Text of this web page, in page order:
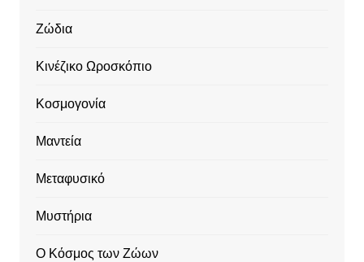
Ζώδια
Κινέζικο Ωροσκόπιο
Κοσμογονία
Μαντεία
Μεταφυσικό
Μυστήρια
Ο Κόσμος των Ζώων